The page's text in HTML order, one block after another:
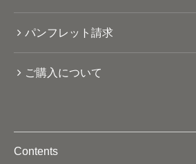
パンフレット請求
ご購入について
Contents